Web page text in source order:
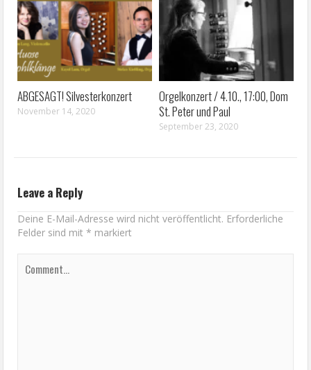
ABGESAGT! Silvesterkonzert
November 14, 2020
Orgelkonzert / 4.10., 17:00, Dom
St. Peter und Paul
September 23, 2020
Leave a Reply
Deine E-Mail-Adresse wird nicht veröffentlicht. Erforderliche
Felder sind mit* markiert